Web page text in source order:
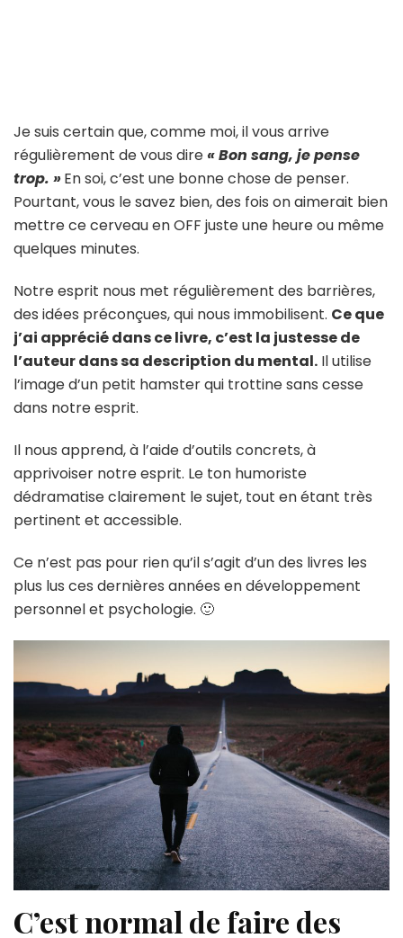
Je suis certain que, comme moi, il vous arrive
régulièrement de vous dire« Bon sang, je pense
trop. »En soi, c’est une bonne chose de penser.
Pourtant, vous le savez bien, des fois on aimerait bien
mettre ce cerveau en OFF juste une heure ou même
quelques minutes.
Notre esprit nous met régulièrement des barrières,
des idées préconçues, qui nous immobilisent. Ce que
j’ai apprécié dans ce livre, c’est la justesse de
l’auteur dans sa description du mental. Il utilise
l’image d’un petit hamster qui trottine sans cesse
dans notre esprit.
Il nous apprend, à l’aide d’outils concrets, à
apprivoiser notre esprit. Le ton humoriste
dédramatise clairement le sujet, tout en étant très
pertinent et accessible.
Ce n’est pas pour rien qu’il s’agit d’un des livres les
plus lus ces dernières années en développement
personnel et psychologie. 🙂
C’est normal de faire des